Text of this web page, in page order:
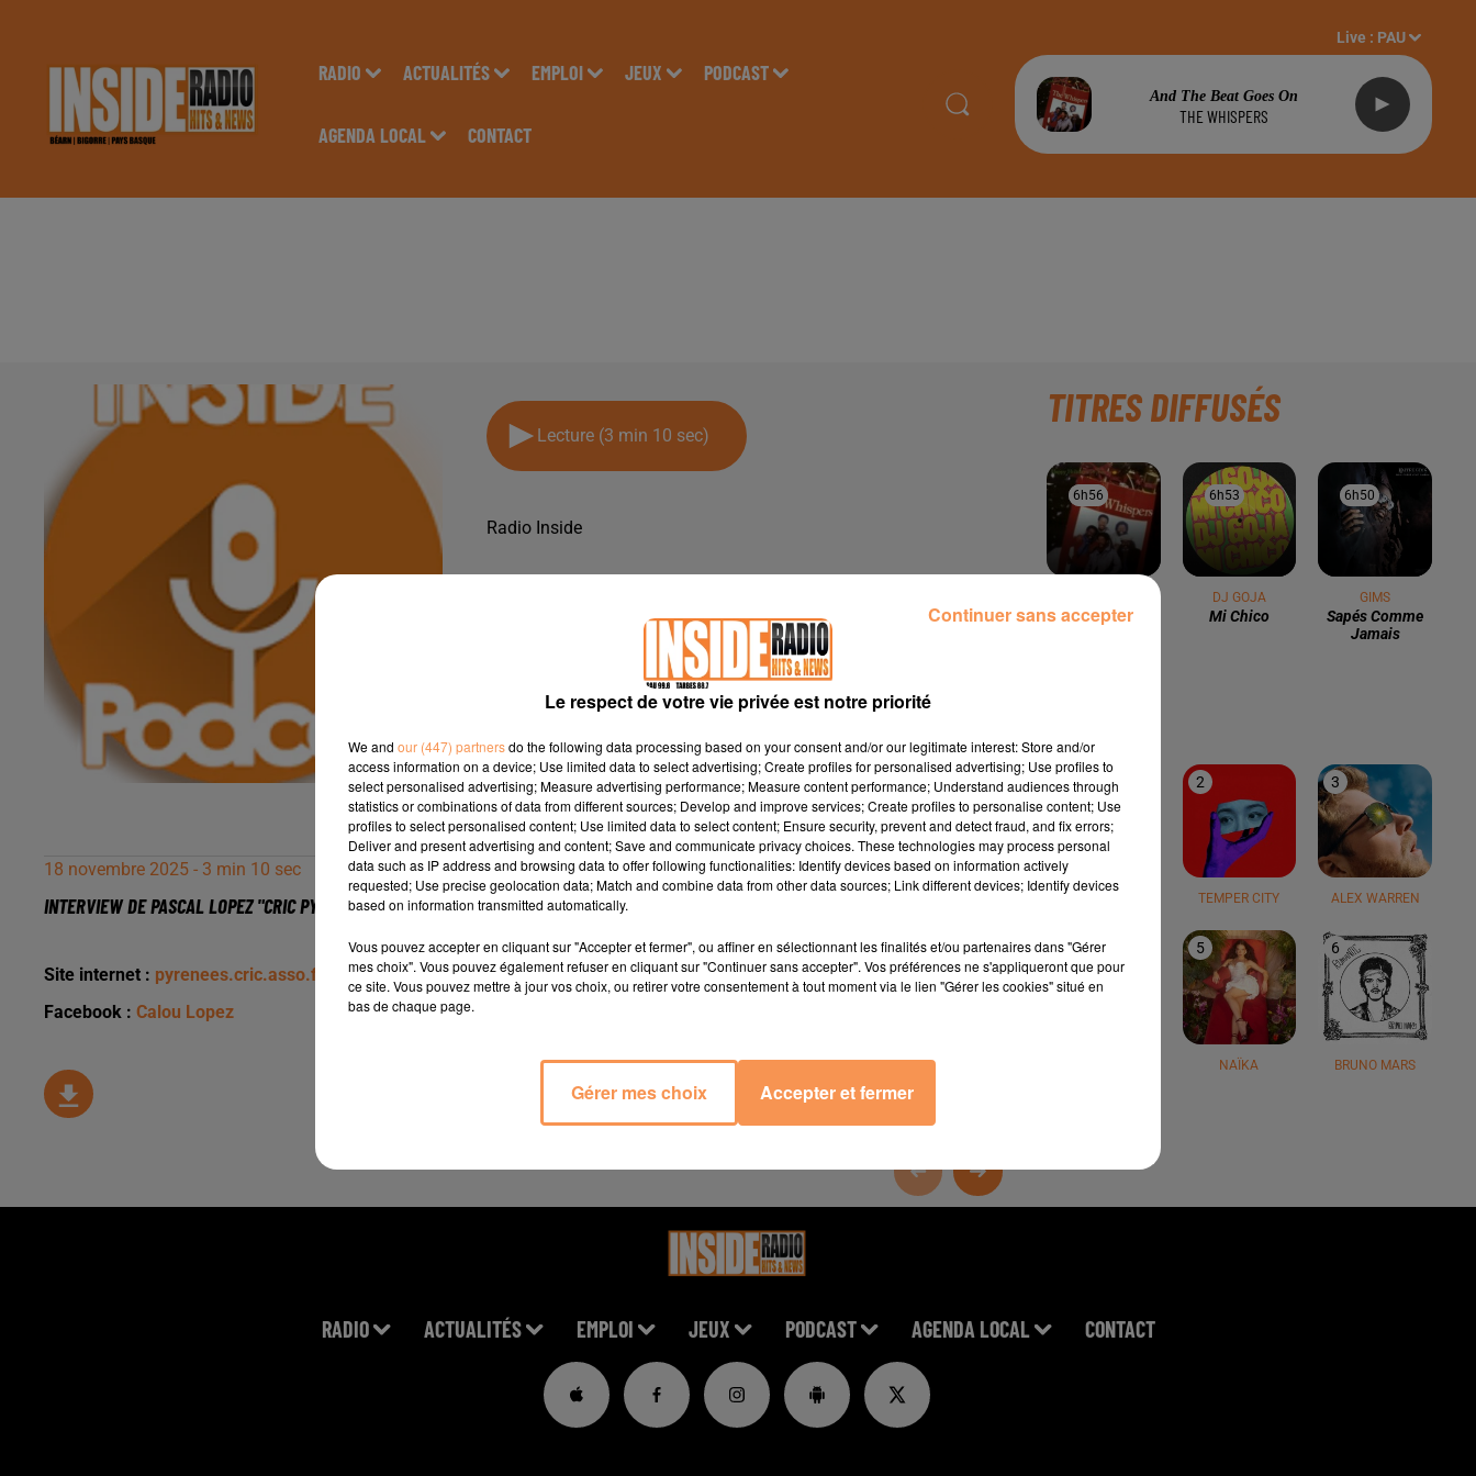
RADIO ACTUALITÉS EMPLOI JEUX PODCAST
AGENDA LOCAL CONTACT
Live : PAU
And The Beat Goes On
THE WHISPERS
Lecture (3 min 10 sec)
Radio Inside
18 novembre 2025 - 3 min 10 sec
INTERVIEW DE PASCAL LOPEZ "CRIC PYRÉNÉES" À PAU & JURANÇON, SUR RADIO INSIDE
Site internet : pyrenees.cric.asso.fr
Facebook : Calou Lopez
TITRES DIFFUSÉS
6h56
6h56
And The Beat
6h53
6h53
DJ GOJA
Mi Chico
6h50
6h50
GIMS
Sapés Comme
Jamais
1
TEDDY SWIMS
2
TEMPER CITY
3
ALEX WARREN
4 5
NAÏKA
6
BRUNO MARS
RADIO ACTUALITÉS EMPLOI JEUX PODCAST AGENDA LOCAL CONTACT
Le respect de votre vie privée est notre priorité
We and our (447) partnersdo the following data processing based on your consent and/or our legitimate interest: Store and/or
access information on a device; Use limited data to select advertising; Create profiles for personalised advertising; Use profiles to
select personalised advertising; Measure advertising performance; Measure content performance; Understand audiences through
statistics or combinations of data from different sources; Develop and improve services; Create profiles to personalise content; Use
profiles to select personalised content; Use limited data to select content; Ensure security, prevent and detect fraud, and fix errors;
Deliver and present advertising and content; Save and communicate privacy choices. These technologies may process personal
data such as IP address and browsing data to offer following functionalities: Identify devices based on information actively
requested; Use precise geolocation data; Match and combine data from other data sources; Link different devices; Identify devices
based on information transmitted automatically.
Vous pouvez accepter en cliquant sur "Accepter et fermer", ou affiner en sélectionnant les finalités et/ou partenaires dans "Gérer
mes choix". Vous pouvez également refuser en cliquant sur "Continuer sans accepter". Vos préférences ne s'appliqueront que pour
ce site. Vous pouvez mettre à jour vos choix, ou retirer votre consentement à tout moment via le lien "Gérer les cookies" situé en
bas de chaque page.
Gérer mes choix Accepter et fermer
Continuer sans accepter